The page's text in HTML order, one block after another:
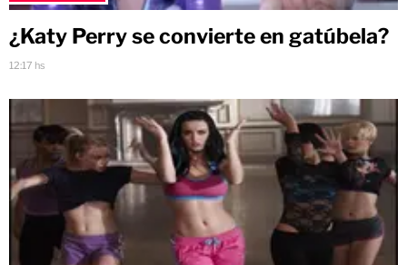
¿Katy Perry se convierte en gatúbela?
12:17 hs